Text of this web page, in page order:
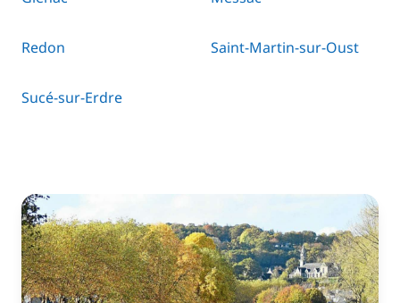
Redon Saint-Martin-sur-Oust
Sucé-sur-Erdre